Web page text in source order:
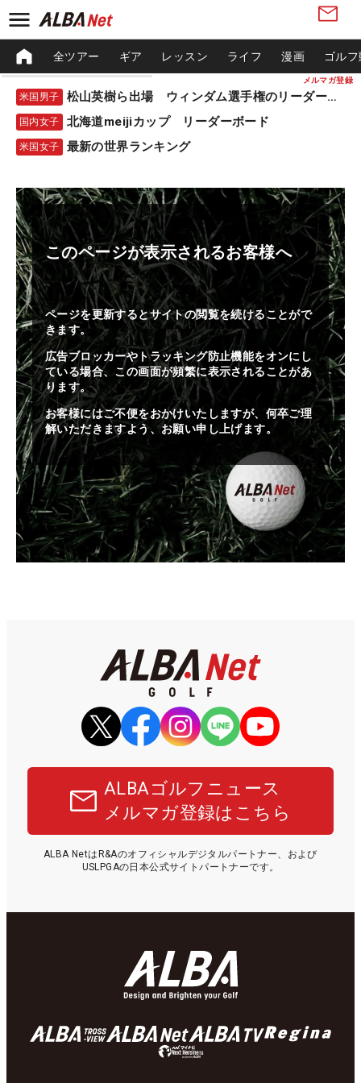
メルマガ登録
全ツアー ギア レッスン ライフ 漫画 ゴル
米国男子 松山英樹ら出場 ウィンダム選手権のリーダーボード
国内女子 北海道meijiカップ リーダーボード
米国女子 最新の世界ランキング
このページが表示されるお客様へ
ページを更新するとサイトの閲覧を続けることがで
きます。
広告ブロッカーやトラッキング防止機能をオンにし
ている場合、この画面が頻繁に表示されることがあ
ります。
お客様にはご不便をおかけいたしますが、何卒ご理
解いただきますよう、お願い申し上げます。
ALBAゴルフニュース
メルマガ登録はこちら
ALBA NetはR&Aのオフィシャルデジタルパートナー、および
USLPGAの日本公式サイトパートナーです。